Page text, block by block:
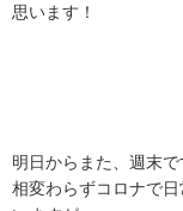
思います！
明日からまた、週末で
相変わらずコロナで